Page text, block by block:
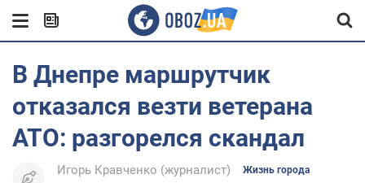
В Днепре маршрутчик
отказался везти ветерана
АТО: разгорелся скандал
Игорь Кравченко (журналист) Жизнь города